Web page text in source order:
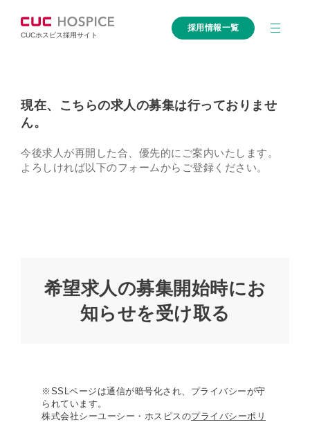
CUCホスピス採用サイト
採用情報一覧
現在、こちらの求人の募集は行っておりませ
ん。
今後求人が再開した合、優先的にご案内いたします。
よろしければ以下のフォームからご登録ください。
希望求人の募集開始時にお
知らせを受け取る
※SSLページは通信が暗号化され、プライバシーが守
られています。
株式会社シーユーシー・ホスピスのプライバシーポリ